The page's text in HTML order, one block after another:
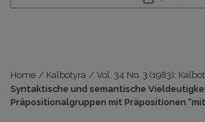
Home / Kalbotyra / Vol. 34 No. 3 (1983):
Syntaktische und semantische
Präpositionalgruppen mit Präpositionen